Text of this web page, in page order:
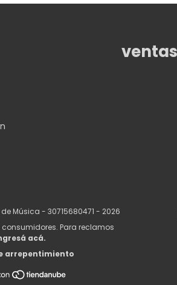
Música - 30715680471 - 2026
consumidores. Para reclamos
acá.
arrepentimiento